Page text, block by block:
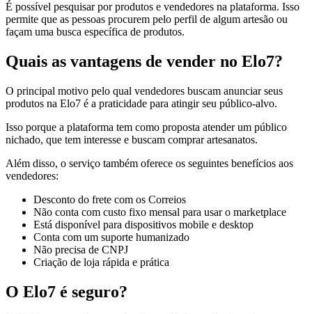
É possível pesquisar por produtos e vendedores na plataforma. Isso
permite que as pessoas procurem pelo perfil de algum artesão ou
façam uma busca específica de produtos.
Quais as vantagens de vender no Elo7?
O principal motivo pelo qual vendedores buscam anunciar seus
produtos na Elo7 é a praticidade para atingir seu público-alvo.
Isso porque a plataforma tem como proposta atender um público
nichado, que tem interesse e buscam comprar artesanatos.
Além disso, o serviço também oferece os seguintes benefícios aos
vendedores:
Desconto do frete com os Correios
Não conta com custo fixo mensal para usar o marketplace
Está disponível para dispositivos mobile e desktop
Conta com um suporte humanizado
Não precisa de CNPJ
Criação de loja rápida e prática
O Elo7 é seguro?